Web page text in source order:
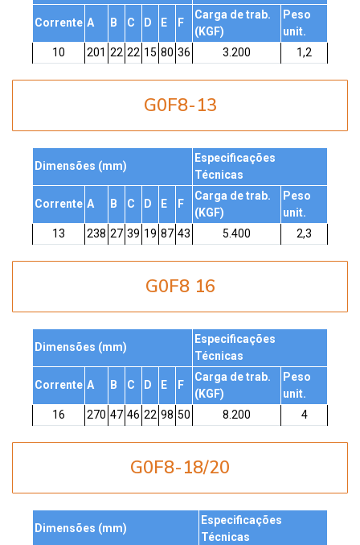
Corrente A B C D E F
Carga de trab.
(KGF)
Peso
unit.
10
201 22 22 15 80 36 3.200 1,2
G0F8-13
Dimensões (mm)
Especificações
Técnicas
Corrente A B C D E F
Carga de trab.
(KGF)
Peso
unit.
13
238 27 39 19 87 43 5.400 2,3
G0F8 16
Dimensões (mm)
Especificações
Técnicas
Corrente A B C D E F
Carga de trab.
(KGF)
Peso
unit.
16
270 47 46 22 98 50 8.200 4
G0F8-18/20
Dimensões (mm)
Especificações
Técnicas